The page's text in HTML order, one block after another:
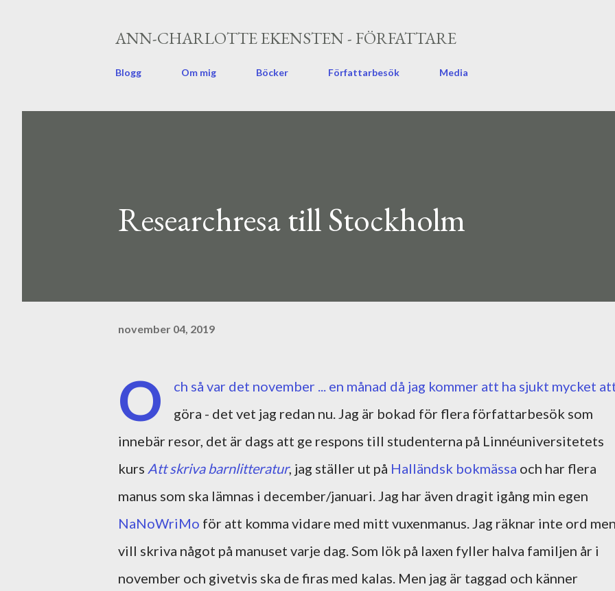
ANN-CHARLOTTE EKENSTEN - FÖRFATTARE
Blogg Om mig Böcker Författarbesök Media
Researchresa till Stockholm
november 04, 2019
O
ch så var det november ... en månad då jag kommer att ha sjukt mycket
göra - det vet jag redan nu. Jag är bokad för flera författarbesök som
innebär resor, det är dags att ge respons till studenterna på Linnéuniversitetets
kurs Att skriva barnlitteratur, jag ställer ut på Halländsk bokmässa och har flera
manus som ska lämnas i december/januari. Jag har även dragit igång min egen
NaNoWriMo för att komma vidare med mitt vuxenmanus. Jag räknar inte ord
vill skriva något på manuset varje dag. Som lök på laxen fyller halva familjen år i
november och givetvis ska de firas med kalas. Men jag är taggad och känner